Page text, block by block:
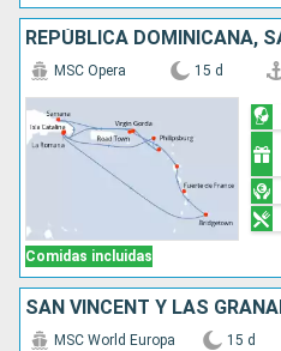
Comidas incluidas
MSC Opera 15 d
MSC World Europa 15 d